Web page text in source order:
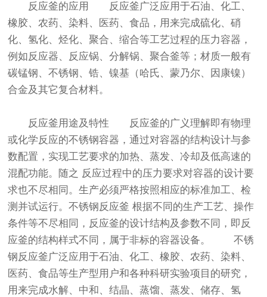
反应釜的应用 反应釜广泛应用于石油、化工、
橡胶、农药、染料、医药、食品，用来完成硫化、硝
化、氢化、烃化、聚合、缩合等工艺过程的压力容器，
例如反应器、反应锅、分解锅、聚合釜等；材质一般有
碳锰钢、不锈钢、锆、镍基（哈氏、蒙乃尔、因康镍）
合金及其它复合材料。
反应釜用途及特性 反应釜的广义理解即有物理
或化学反应的不锈钢容器，通过对容器的结构设计与参
数配置，实现工艺要求的加热、蒸发、冷却及低高速的
混配功能。随之 反应过程中的压力要求对容器的设计要
求也不尽相同。生产必须严格按照相应的标准加工、检
测并试运行。不锈钢反应釜 根据不同的生产工艺、操作
条件等不尽相同，反应釜的设计结构及参数不同，即反
应釜的结构样式不同，属于非标的容器设备。 不锈
钢反应釜广泛应用于石油、化工、橡胶、农药、染料、
医药、食品等生产型用户和各种科研实验项目的研究，
用来完成水解、中和、结晶、蒸馏、蒸发、储存、氢